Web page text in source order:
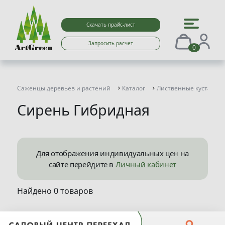
Скачать прайс-лист
Запросить расчет 0
Саженцы деревьев и растений Каталог Лиственные
Сирень Гибридная
Для отображения индивидуальных цен на
сайте перейдите в Личный кабинет
Найдено 0 товаров